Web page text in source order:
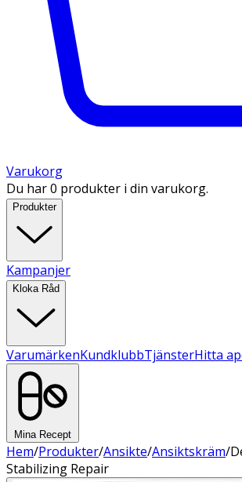
Varukorg
Du har 0 produkter i din varukorg.
Produkter
Kampanjer
Kloka Råd
VarumärkenKundklubbTjänsterHitta
Mina Recept
Hem/Produkter/Ansikte/Ansiktskräm/
Stabilizing Repair